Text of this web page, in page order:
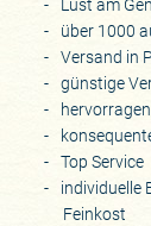
Lust am
über 1000
Versand in
günstige
Top Service
individuelle
Feinkost